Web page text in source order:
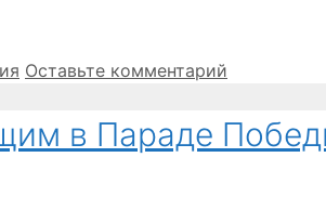
Оставьте комментарий
в Параде